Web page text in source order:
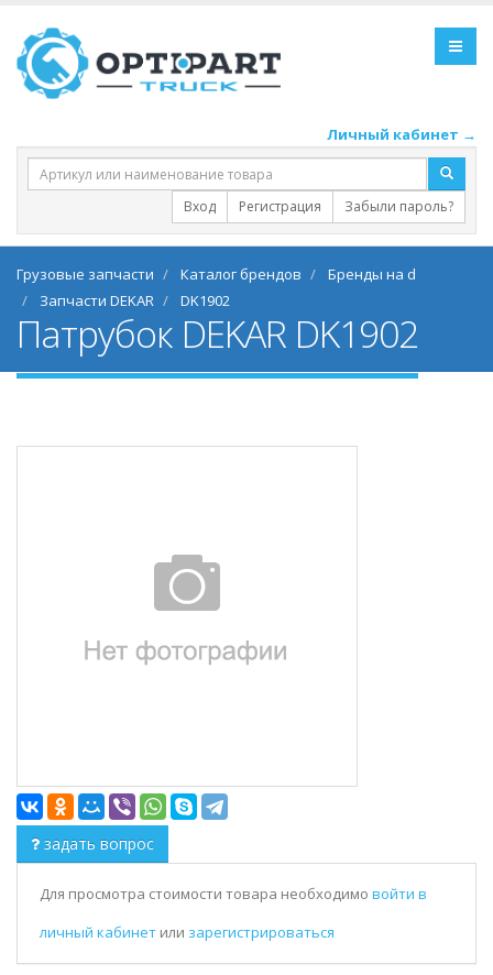
Личный кабинет →
Вход Регистрация Забыли пароль?
Грузовые запчасти Каталог брендов
Бренды на d
Запчасти DEKAR
DK1902
Патрубок DEKAR DK1902
задать вопрос
Для просмотра стоимости товара необходимо войти в
личный кабинет или зарегистрироваться